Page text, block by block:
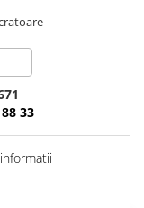
33